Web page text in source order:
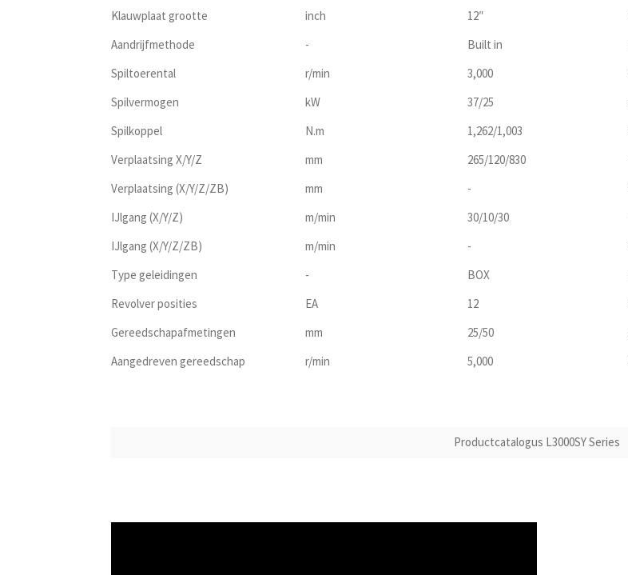
Klauwplaat grootte
inch 12″
Aandrijfmethode
- Built in
Spiltoerental
r/min 3,000
Spilvermogen
kW 37/25
Spilkoppel
N.m 1,262/1,003
Verplaatsing X/Y/Z
mm 265/120/830
Verplaatsing (X/Y/Z/ZB)
mm -
IJlgang (X/Y/Z)
m/min 30/10/30
IJlgang (X/Y/Z/ZB)
m/min -
Type geleidingen
- BOX
Revolver posities
EA 12
Gereedschapafmetingen
mm 25/50
Aangedreven gereedschap
r/min 5,000
Productcatalogus L3000SY Series